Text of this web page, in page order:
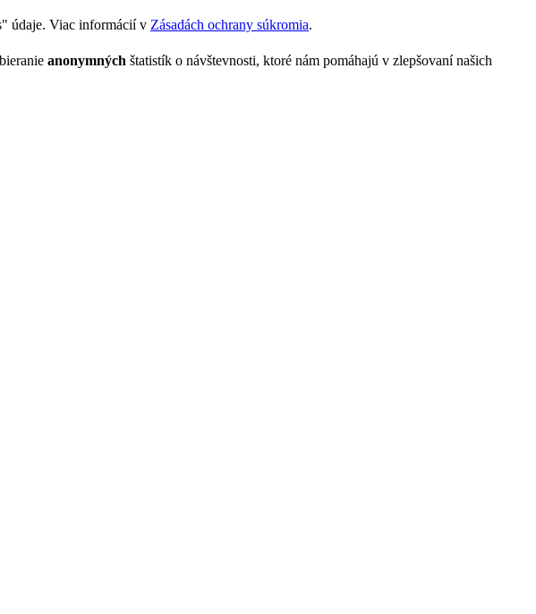
údaje. Viac informácií v Zásadách ochrany súkromia.
anonymných štatistík o návštevnosti, ktoré nám pomáhajú v zlepšovaní našich